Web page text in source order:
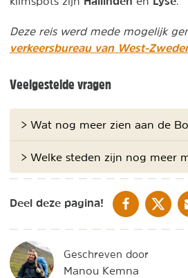
Deze reis werd mede mogelijk
verkeersbureau van West-
Veelgestelde vragen
> Wat nog meer zien aan de
> Welke steden zijn nog meer
Deel deze pagina! DELEN OPDELEN
Geschreven door
Manou Kemna